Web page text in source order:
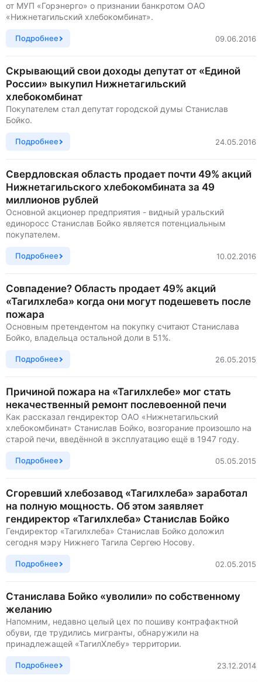
от МУП «Горэнерго» о признании банкротом ОАО
«Нижнетагильский хлебокомбинат».
Подробнее 09.06.2016
Скрывающий свои доходы депутат от «Единой
России» выкупил Нижнетагильский
хлебокомбинат
Покупателем стал депутат городской думы Станислав
Бойко.
Подробнее 24.05.2016
Свердловская область продает почти 49% акций
Нижнетагильского хлебокомбината за 49
миллионов рублей
Основной акционер предприятия - видный уральский
единоросс Станислав Бойко является потенциальным
покупателем.
Подробнее 10.02.2016
Совпадение? Область продает 49% акций
«Тагилхлеба» когда они могут подешеветь после
пожара
Основным претендентом на покупку считают Станислава
Бойко, владельца остальной доли в 51%.
Подробнее 26.05.2015
Причиной пожара на «Тагилхлебе» мог стать
некачественный ремонт послевоенной печи
Как рассказал гендиректор ОАО «Нижнетагильский
хлебокомбинат» Станислав Бойко, возгорание произошло на
старой печи, введённой в эксплуатацию ещё в 1947 году.
Подробнее 05.05.2015
Сгоревший хлебозавод «Тагилхлеба» заработал
на полную мощность. Об этом заявляет
гендиректор «Тагилхлеба» Станислав Бойко
Гендиректор «Тагилхлеба» Станислав Бойко доложил
сегодня мэру Нижнего Тагила Сергею Носову.
Подробнее 02.05.2015
Станислава Бойко «уволили» по собственному
желанию
Напомним, недавно целый цех по пошиву контрафактной
обуви, где трудились мигранты, обнаружили на
принадлежащей «ТагилХлебу» территории.
Подробнее 23.12.2014